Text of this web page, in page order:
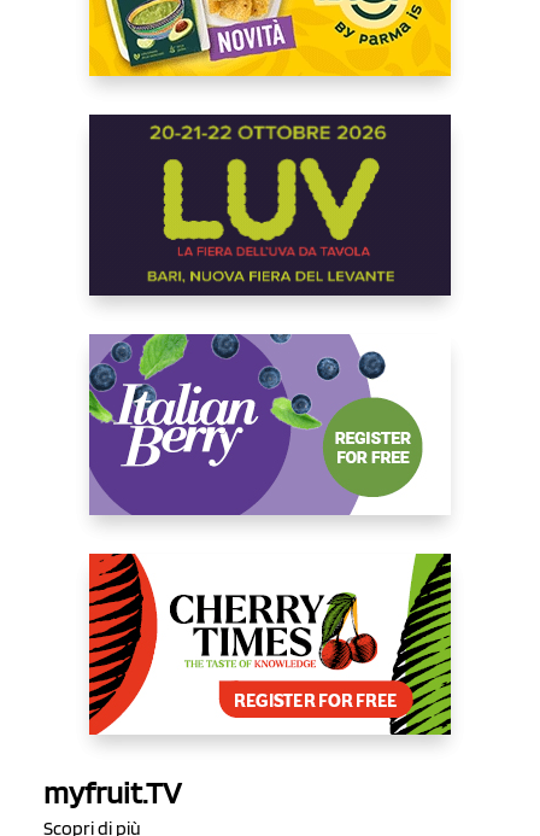
myfruit.TV
Scopri di più